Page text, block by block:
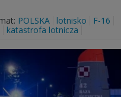
POLSKA lotnisko
F-16
katastrofa lotnicza